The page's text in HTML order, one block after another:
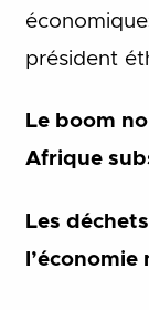
président
Le boom
Afrique
Les